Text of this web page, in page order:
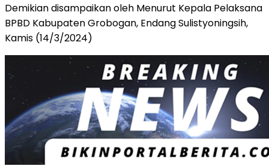
Demikian disampaikan oleh Menurut Kepala Pelaksana
BPBD Kabupaten Grobogan, Endang Sulistyoningsih,
Kamis (14/3/2024)